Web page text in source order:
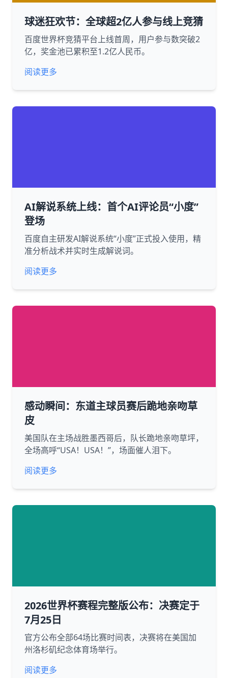
球迷狂欢节：全球超2亿人参与线上竞猜
百度世界杯竞猜平台上线首周，用户参与数突破2
亿，奖金池已累积至1.2亿人民币。
阅读更多
AI解说系统上线：首个AI评论员“小度”
登场
百度自主研发AI解说系统“小度”正式投入使用，精
准分析战术并实时生成解说词。
阅读更多
感动瞬间：东道主球员赛后跪地亲吻草
皮
美国队在主场战胜墨西哥后，队长跪地亲吻草坪，
全场高呼“USA！USA！”，场面催人泪下。
阅读更多
2026世界杯赛程完整版公布：决赛定于
7月25日
官方公布全部64场比赛时间表，决赛将在美国加
州洛杉矶纪念体育场举行。
阅读更多